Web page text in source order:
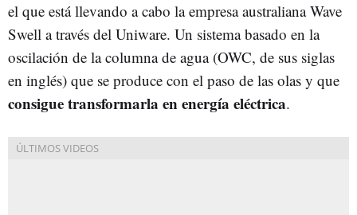
el que está llevando a cabo la empresa australiana Wave
Swell a través del Uniware. Un sistema basado en la
oscilación de la columna de agua (OWC, de sus siglas
en inglés) que se produce con el paso de las olas y que
consigue transformarla en energía eléctrica.